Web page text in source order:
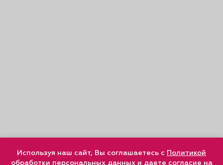
Используя наш сайт, Вы соглашаетесь с Политикой
обработки персональных данныхи даете согласие на